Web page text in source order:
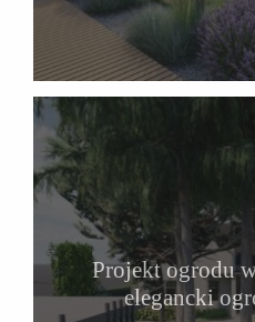
Projekt ogrodu
elegancki